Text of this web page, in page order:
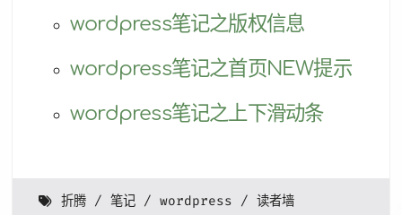
wordpress笔记之版权信息
wordpress笔记之首页NEW提示
wordpress笔记之上下滑动条
折腾 笔记 wordpress 读者墙